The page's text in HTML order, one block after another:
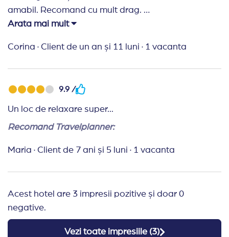
amabil. Recomand cu mult drag.
Recomand Travelplanner:
aceasta agentie de turism. Sunt organizați și
Arata mai mult
Corina · Client de un an și 11 luni · 1 vacanta
9.9 /
Un loc de relaxare super...
Recomand Travelplanner:
Maria · Client de 7 ani și 5 luni · 1 vacanta
Acest hotel are 3 impresii pozitive și doar 0
negative.
Vezi toate impresiile (3)